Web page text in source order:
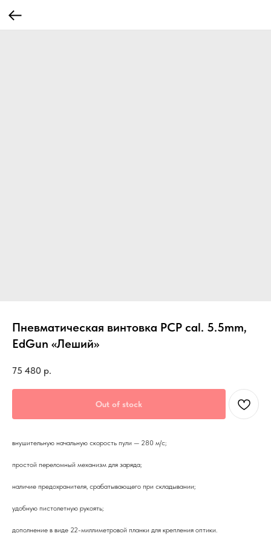
Пневматическая винтовка PCP cal. 5.5mm,
EdGun «Леший»
75 480 р.
Out of stock
внушительную начальную скорость пули — 280 м/с;
простой переломный механизм для заряда;
наличие предохранителя, срабатывающего при складывании;
удобную пистолетную рукоять;
дополнение в виде 22-миллиметровой планки для крепления оптики.